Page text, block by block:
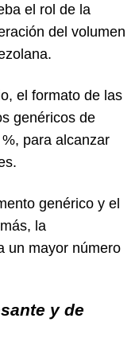
el rol de la
del volumen
el formato de las
genéricos de
para alcanzar
genérico y el
la
un mayor número
y de